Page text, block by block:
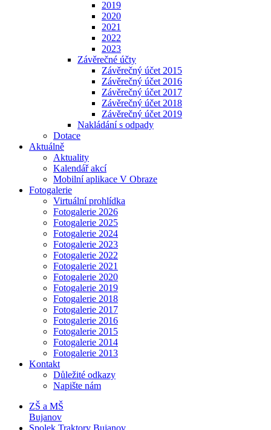
2019
2020
2021
2022
2023
Závěrečné účty
Závěrečný účet 2015
Závěrečný účet 2016
Závěrečný účet 2017
Závěrečný účet 2018
Závěrečný účet 2019
Nakládání s odpady
Dotace
Aktuálně
Aktuality
Kalendář akcí
Mobilní aplikace V Obraze
Fotogalerie
Virtuální prohlídka
Fotogalerie 2026
Fotogalerie 2025
Fotogalerie 2024
Fotogalerie 2023
Fotogalerie 2022
Fotogalerie 2021
Fotogalerie 2020
Fotogalerie 2019
Fotogalerie 2018
Fotogalerie 2017
Fotogalerie 2016
Fotogalerie 2015
Fotogalerie 2014
Fotogalerie 2013
Kontakt
Důležité odkazy
Napište nám
ZŠ a MŠ
Bujanov
Spolek Traktory Bujanov